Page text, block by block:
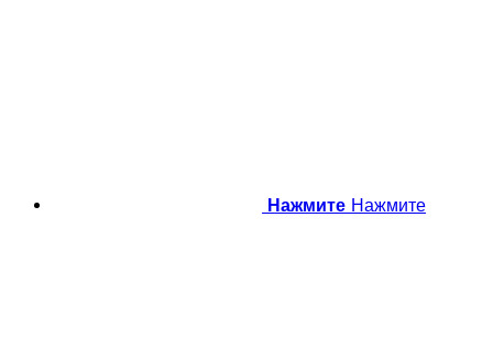
Нажмите Нажмите